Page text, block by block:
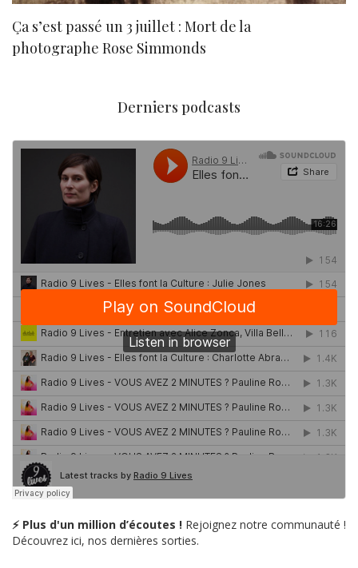
Ça s’est passé un 3 juillet : Mort de la
photographe Rose Simmonds
Derniers podcasts
⚡ Plus d'un million d’écoutes ! Rejoignez notre communauté !
Découvrez ici, nos dernières sorties.